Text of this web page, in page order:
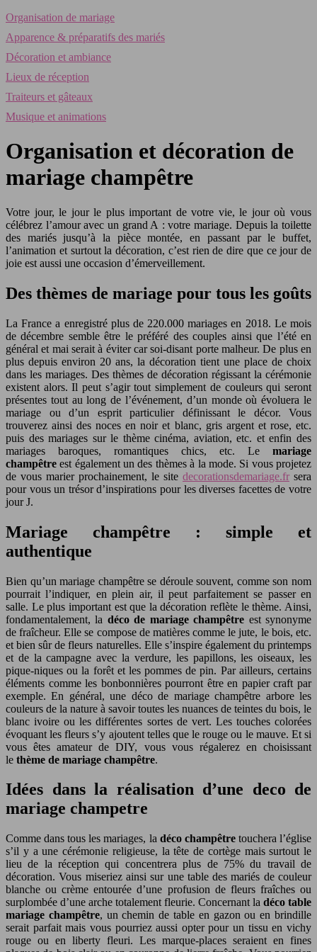
Organisation de mariage
Apparence & préparatifs des mariés
Décoration et ambiance
Lieux de réception
Traiteurs et gâteaux
Musique et animations
Organisation et décoration de
mariage champêtre
Votre jour, le jour le plus important de votre vie, le jour où vous
célébrez l’amour avec un grand A : votre mariage. Depuis la toilette
des mariés jusqu’à la pièce montée, en passant par le buffet,
l’animation et surtout la décoration, c’est rien de dire que ce jour de
joie est aussi une occasion d’émerveillement.
Des thèmes de mariage pour tous les goûts
La France a enregistré plus de 220.000 mariages en 2018. Le mois
de décembre semble être le préféré des couples ainsi que l’été en
général et mai serait à éviter car soi-disant porte malheur. De plus en
plus depuis environ 20 ans, la décoration tient une place de choix
dans les mariages. Des thèmes de décoration régissant la cérémonie
existent alors. Il peut s’agir tout simplement de couleurs qui seront
présentes tout au long de l’événement, d’un monde où évoluera le
mariage ou d’un esprit particulier définissant le décor. Vous
trouverez ainsi des noces en noir et blanc, gris argent et rose, etc.
puis des mariages sur le thème cinéma, aviation, etc. et enfin des
mariages baroques, romantiques chics, etc. Le mariage
champêtre est également un des thèmes à la mode. Si vous projetez
de vous marier prochainement, le site decorationsdemariage.fr sera
pour vous un trésor d’inspirations pour les diverses facettes de votre
jour J.
Mariage champêtre : simple et
authentique
Bien qu’un mariage champêtre se déroule souvent, comme son nom
pourrait l’indiquer, en plein air, il peut parfaitement se passer en
salle. Le plus important est que la décoration reflète le thème. Ainsi,
fondamentalement, la déco de mariage champêtre est synonyme
de fraîcheur. Elle se compose de matières comme le jute, le bois, etc.
et bien sûr de fleurs naturelles. Elle s’inspire également du printemps
et de la campagne avec la verdure, les papillons, les oiseaux, les
pique-niques ou la forêt et les pommes de pin. Par ailleurs, certains
éléments comme les bonbonnières pourront être en papier craft par
exemple. En général, une déco de mariage champêtre arbore les
couleurs de la nature à savoir toutes les nuances de teintes du bois, le
blanc ivoire ou les différentes sortes de vert. Les touches colorées
évoquant les fleurs s’y ajoutent telles que le rouge ou le mauve. Et si
vous êtes amateur de DIY, vous vous régalerez en choisissant
le thème de mariage champêtre.
Idées dans la réalisation d’une deco de
mariage champetre
Comme dans tous les mariages, la déco champêtretouchera l’église
s’il y a une cérémonie religieuse, la tête de cortège mais surtout le
lieu de la réception qui concentrera plus de 75% du travail de
décoration. Vous miseriez ainsi sur une table des mariés de couleur
blanche ou crème entourée d’une profusion de fleurs fraîches ou
surplombée d’une arche totalement fleurie. Concernant la déco table
mariage champêtre, un chemin de table en gazon ou en brindille
serait parfait mais vous pourriez aussi opter pour un tissu en vichy
rouge ou en liberty fleuri. Les marque-places seraient en fines